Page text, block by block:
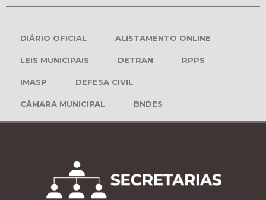
DIÁRIO OFICIAL ALISTAMENTO ONLINE
LEIS MUNICIPAIS DETRAN RPPS
IMASP DEFESA CIVIL
CÂMARA MUNICIPAL BNDES